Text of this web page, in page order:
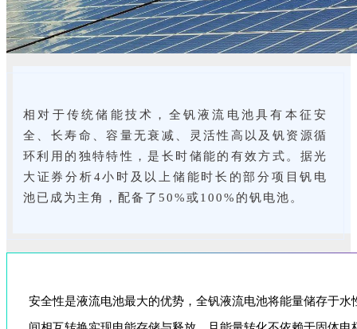
相对于传统储能技术，全钒液流电池具有本征安
全、长寿命、容量无衰减、灵活性高以及钒资源循
环利用的独特特性，是长时储能的有效方式。据光
大证券分析4小时及以上储能时长的部分项目钒电
池已成为主角，配备了50%或100%的钒电池。
安全性是液流电池最大的优势，全钒液流电池将能量储存于